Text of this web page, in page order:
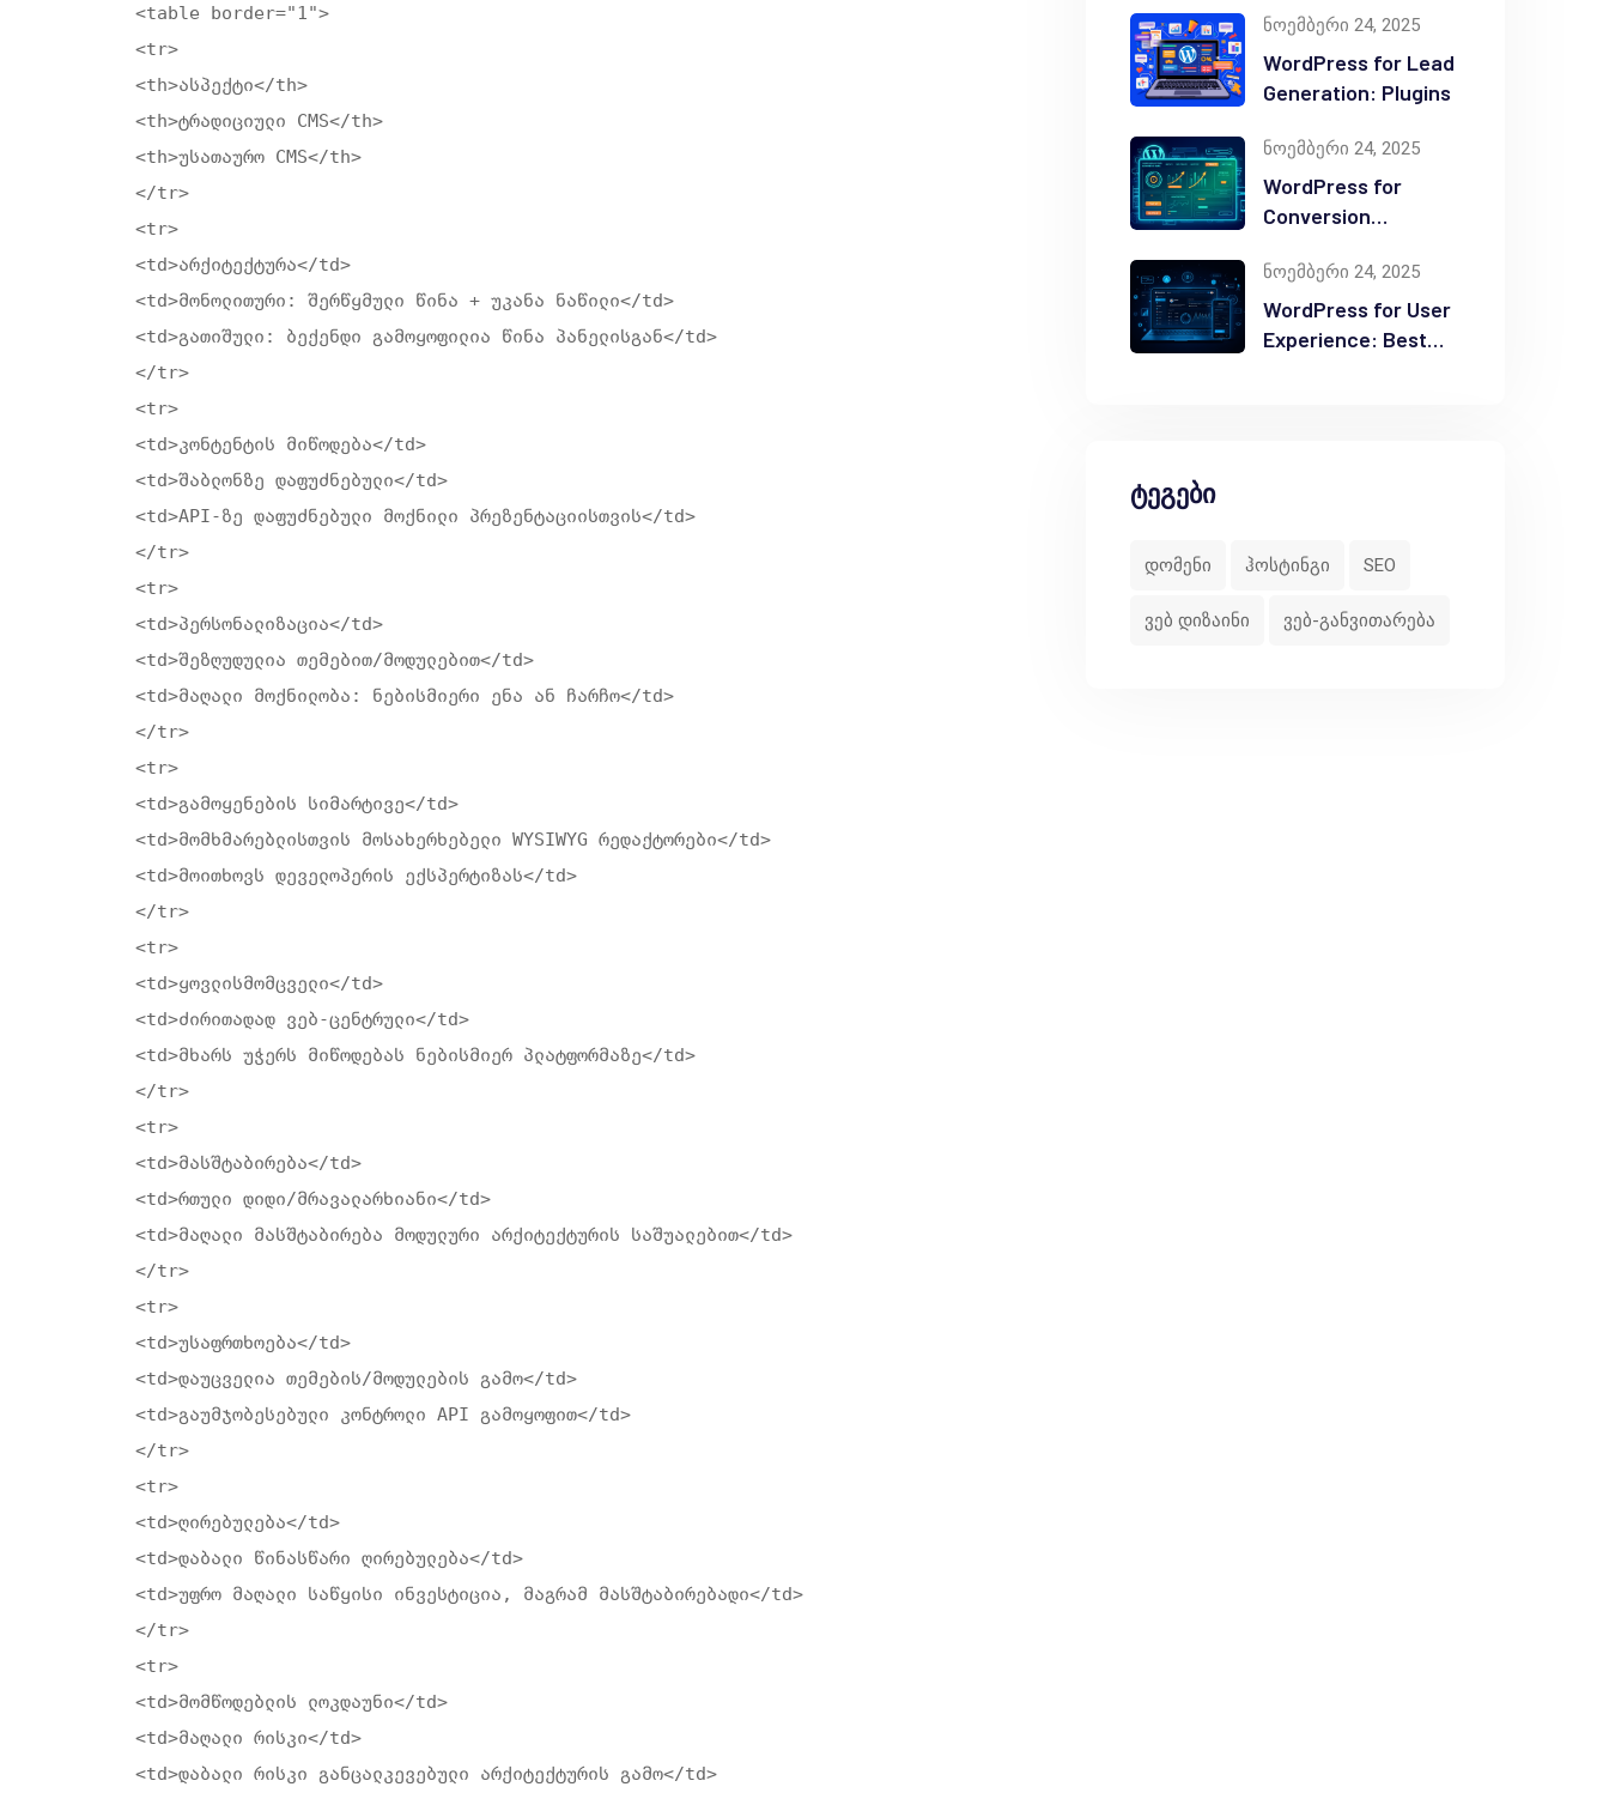
<table border="1">
<tr>
<th>ასპექტი</th>
<th>ტრადიციული CMS</th>
<th>უსათაურო CMS</th>
</tr>
<tr>
<td>არქიტექტურა</td>
<td>მონოლითური: შერწყმული წინა + უკანა ნაწილი</td>
<td>გათიშული: ბექენდი გამოყოფილია წინა პანელისგან</td>
</tr>
<tr>
<td>კონტენტის მიწოდება</td>
<td>შაბლონზე დაფუძნებული</td>
<td>API-ზე დაფუძნებული მოქნილი პრეზენტაციისთვის</td>
</tr>
<tr>
<td>პერსონალიზაცია</td>
<td>შეზღუდულია თემებით/მოდულებით</td>
<td>მაღალი მოქნილობა: ნებისმიერი ენა ან ჩარჩო</td>
</tr>
<tr>
<td>გამოყენების სიმარტივე</td>
<td>მომხმარებლისთვის მოსახერხებელი WYSIWYG რედაქტორები</td>
<td>მოითხოვს დეველოპერის ექსპერტიზას</td>
</tr>
<tr>
<td>ყოვლისმომცველი</td>
<td>ძირითადად ვებ-ცენტრული</td>
<td>მხარს უჭერს მიწოდებას ნებისმიერ პლატფორმაზე</td>
</tr>
<tr>
<td>მასშტაბირება</td>
<td>რთული დიდი/მრავალარხიანი</td>
<td>მაღალი მასშტაბირება მოდულური არქიტექტურის საშუალებით</td>
</tr>
<tr>
<td>უსაფრთხოება</td>
<td>დაუცველია თემების/მოდულების გამო</td>
<td>გაუმჯობესებული კონტროლი API გამოყოფით</td>
</tr>
<tr>
<td>ღირებულება</td>
<td>დაბალი წინასწარი ღირებულება</td>
<td>უფრო მაღალი საწყისი ინვესტიცია, მაგრამ მასშტაბირებადი</td>
</tr>
<tr>
<td>მომწოდებლის ლოკდაუნი</td>
<td>მაღალი რისკი</td>
<td>დაბალი რისკი განცალკევებული არქიტექტურის გამო</td>
ნოემბერი 24, 2025
WordPress for Lead
Generation: Plugins
ნოემბერი 24, 2025
WordPress for
Conversion
ნოემბერი 24, 2025
WordPress for User
Experience: Best
ტეგები
დომენი ჰოსტინგი SEO
ვებ დიზაინი ვებ-განვითარება